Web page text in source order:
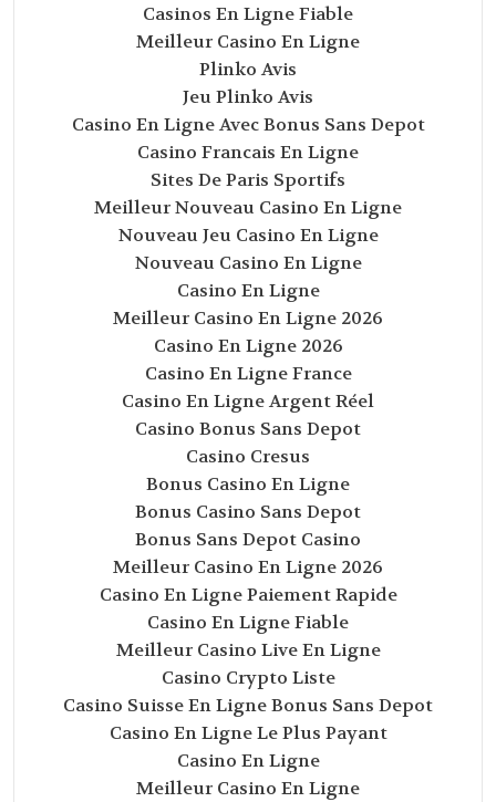
Casinos En Ligne Fiable
Meilleur Casino En Ligne
Plinko Avis
Jeu Plinko Avis
Casino En Ligne Avec Bonus Sans Depot
Casino Francais En Ligne
Sites De Paris Sportifs
Meilleur Nouveau Casino En Ligne
Nouveau Jeu Casino En Ligne
Nouveau Casino En Ligne
Casino En Ligne
Meilleur Casino En Ligne 2026
Casino En Ligne 2026
Casino En Ligne France
Casino En Ligne Argent Réel
Casino Bonus Sans Depot
Casino Cresus
Bonus Casino En Ligne
Bonus Casino Sans Depot
Bonus Sans Depot Casino
Meilleur Casino En Ligne 2026
Casino En Ligne Paiement Rapide
Casino En Ligne Fiable
Meilleur Casino Live En Ligne
Casino Crypto Liste
Casino Suisse En Ligne Bonus Sans Depot
Casino En Ligne Le Plus Payant
Casino En Ligne
Meilleur Casino En Ligne